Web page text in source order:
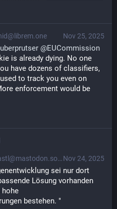
Nov 25, 2025
uberprutser @EUCommission
is already dying. No one
have dozens of classifiers,
to track you even on
enforcement would be
Nov 24, 2025
sei nur dort
Lösung vorhanden
hohe
bestehen. "